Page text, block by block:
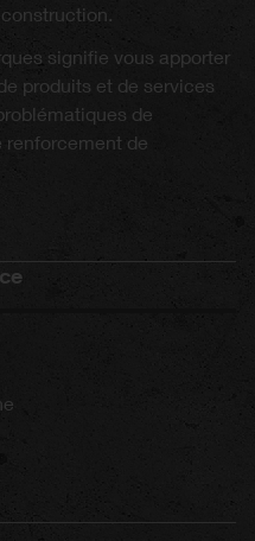
signifie vous apporter
produits et de services
de
renforcement de